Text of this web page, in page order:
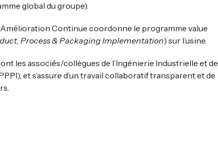
global du groupe).
Continue coordonne le programme value
Process & Packaging Implementation) sur l’usine.
les associés/collègues de l’Ingénierie Industrielle et de
et s’assure d’un travail collaboratif transparent et de